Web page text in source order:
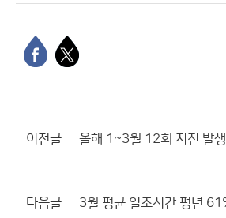
이전글 올해 1~3월 12회 지진 발생
다음글 3월 평균 일조시간 평년